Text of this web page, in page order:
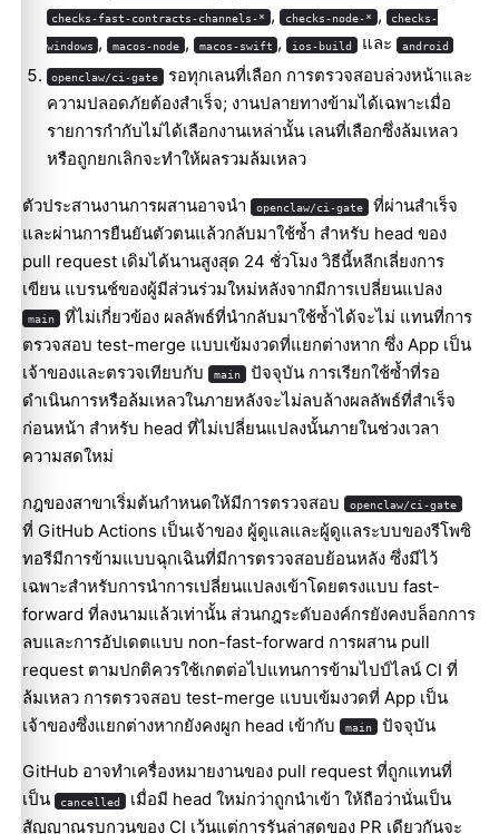
checks-fast-contracts-channels-* , checks-node-* , checks-
windows , macos-node , macos-swift , ios-build และ android
openclaw/ci-gate
รอทุกเลนที่เลือก การตรวจสอบล่วงหน้าและ
ความปลอดภัยต้องสำเร็จ; งานปลายทางข้ามได้เฉพาะเมื่อ
รายการกำกับไม่ได้เลือกงานเหล่านั้น เลนที่เลือกซึ่งล้มเหลว
หรือถูกยกเลิกจะทำให้ผลรวมล้มเหลว
ตัวประสานงานการผสานอาจนำ openclaw/ci-gate ที่ผ่านสำเร็จ
และผ่านการยืนยันตัวตนแล้วกลับมาใช้ซ้ำ สำหรับ head ของ
pull request เดิมได้นานสูงสุด 24 ชั่วโมง วิธีนี้หลีกเลี่ยงการ
เขียน แบรนช์ของผู้มีส่วนร่วมใหม่หลังจากมีการเปลี่ยนแปลง
main ที่ไม่เกี่ยวข้อง ผลลัพธ์ที่นำกลับมาใช้ซ้ำได้จะไม่ แทนที่การ
ตรวจสอบ test-merge แบบเข้มงวดที่แยกต่างหาก ซึ่ง App เป็น
เจ้าของและตรวจเทียบกับ
main ปัจจุบัน การเรียกใช้ซ้ำที่รอ
ดำเนินการหรือล้มเหลวในภายหลังจะไม่ลบล้างผลลัพธ์ที่สำเร็จ
ก่อนหน้า สำหรับ head ที่ไม่เปลี่ยนแปลงนั้นภายในช่วงเวลา
ความสดใหม่
กฎของสาขาเริ่มต้นกำหนดให้มีการตรวจสอบ openclaw/ci-gate
ที่ GitHub Actions เป็นเจ้าของ ผู้ดูแลและผู้ดูแลระบบของรีโพซิ
ทอรีมีการข้ามแบบฉุกเฉินที่มีการตรวจสอบย้อนหลัง ซึ่งมีไว้
เฉพาะสำหรับการนำการเปลี่ยนแปลงเข้าโดยตรงแบบ fast-
forward ที่ลงนามแล้วเท่านั้น ส่วนกฎระดับองค์กรยังคงบล็อกการ
ลบและการอัปเดตแบบ non-fast-forward การผสาน pull
request ตามปกติควรใช้เกตต่อไปแทนการข้ามไปป์ไลน์ CI ที่
ล้มเหลว การตรวจสอบ test-merge แบบเข้มงวดที่ App เป็น
เจ้าของซึ่งแยกต่างหากยังคงผูก head เข้ากับ
main ปัจจุบัน
GitHub อาจทำเครื่องหมายงานของ pull request ที่ถูกแทนที่
เป็น
cancelled เมื่อมี head ใหม่กว่าถูกนำเข้า ให้ถือว่านั่นเป็น
สัญญาณรบกวนของ CI เว้นแต่การรันล่าสุดของ PR เดียวกันจะ